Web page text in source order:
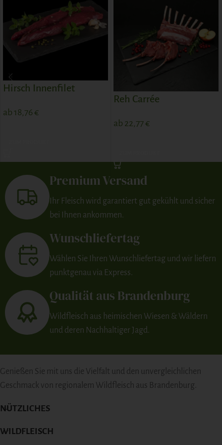
Hirsch Innenfilet
ab 18,76 €
Reh Carrée
ab 22,77€
Premium Versand
Ihr Fleisch wird garantiert gut gekühlt und sicher
bei Ihnen ankommen.
Wunschliefertag
Wählen Sie Ihren Wunschliefertag und wir liefern
punktgenau via Express.
Qualität aus Brandenburg
Wildfleisch aus heimischen Wiesen & Wäldern
und deren Nachhaltiger Jagd.
Genießen Sie mit uns die Vielfalt und den unvergleichlichen
Geschmack von regionalem Wildfleisch aus Brandenburg.
NÜTZLICHES
WILDFLEISCH